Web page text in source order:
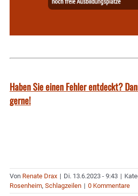
Haben Sie einen Fehler entdeckt?
gerne!
Von Renate Drax | Di. 13.6.2023 - 9:43 |
Rosenheim, Schlagzeilen | 0 Kommentare